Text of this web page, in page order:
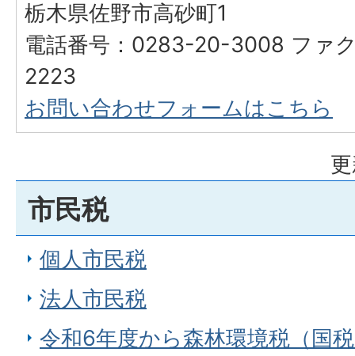
栃木県佐野市高砂町1
電話番号：0283-20-3008 ファ
2223
お問い合わせフォームはこちら
市民税
個人市民税
法人市民税
令和6年度から森林環境税（国